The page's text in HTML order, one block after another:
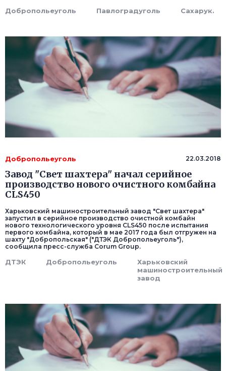
Добропольеуголь Павлоградуголь Сахарук.
Добропольеуголь 22.03.2018
Завод "Свет шахтера" начал серийное
производство нового очистного комбайна
CLS450
Харьковский машиностроительный завод "Свет шахтера"
запустил в серийное производство очистной комбайн
нового технологического уровня CLS450 после испытания
первого комбайна, который в мае 2017 года был отгружен на
шахту "Добропольская" ("ДТЭК Добропольеуголь"),
сообщила пресс-служба Corum Group.
ДТЭК Добропольеуголь
Харьковский
машиностроительный
завод